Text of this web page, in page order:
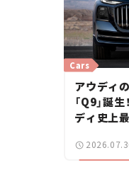
Cars
アウディ
「Q9」誕
ディ史上